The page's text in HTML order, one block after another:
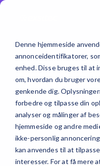
Denne hjemmeside
annonceidentifikatorer,
enhed. Disse bruges til at
om, hvordan du bruger
genkende dig.
forbedre og tilpasse din
analyser og målinger af
hjemmeside og andre
ikke-personlig
kan anvendes til at
interesser. For at få mere
Du kan få den
Exsitec
I nyhedsbrevet deler
ERP,